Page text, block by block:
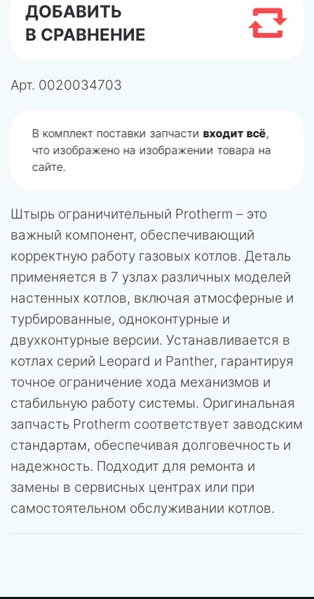
ДОБАВИТЬ
В СРАВНЕНИЕ
Арт. 0020034703
В комплект поставки запчасти входит всё,
что изображено на изображении товара на
сайте.
Штырь ограничительный Protherm – это
важный компонент, обеспечивающий
корректную работу газовых котлов. Деталь
применяется в 7 узлах различных моделей
настенных котлов, включая атмосферные и
турбированные, одноконтурные и
двухконтурные версии. Устанавливается в
котлах серий Leopard и Panther, гарантируя
точное ограничение хода механизмов и
стабильную работу системы. Оригинальная
запчасть Protherm соответствует заводским
стандартам, обеспечивая долговечность и
надежность. Подходит для ремонта и
замены в сервисных центрах или при
самостоятельном обслуживании котлов.